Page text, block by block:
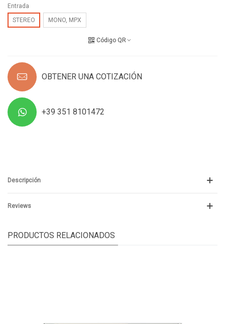
Entrada
STEREO
MONO, MPX
Código QR
OBTENER UNA COTIZACIÓN
+39 351 8101472
Descripción
Reviews
PRODUCTOS RELACIONADOS